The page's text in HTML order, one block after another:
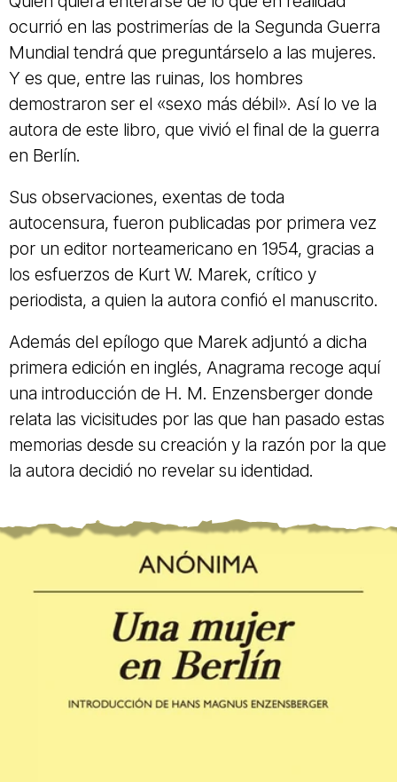
ocurrió en las postrimerías de la Segunda Guerra
Mundial tendrá que preguntárselo a las mujeres.
Y es que, entre las ruinas, los hombres
demostraron ser el «sexo más débil». Así lo ve la
autora de este libro, que vivió el final de la guerra
en Berlín.
Sus observaciones, exentas de toda
autocensura, fueron publicadas por primera vez
por un editor norteamericano en 1954, gracias a
los esfuerzos de Kurt W. Marek, crítico y
periodista, a quien la autora confió el manuscrito.
Además del epílogo que Marek adjuntó a dicha
primera edición en inglés, Anagrama recoge aquí
una introducción de H. M. Enzensberger donde
relata las vicisitudes por las que han pasado estas
memorias desde su creación y la razón por la que
la autora decidió no revelar su identidad.